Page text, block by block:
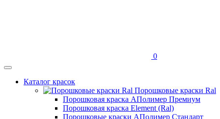
0
Каталог красок
Порошковые краски Ral
Порошковая краска АПолимер Премиум
Порошковая краска Element (Ral)
Порошковые краски АПолимер Стандарт